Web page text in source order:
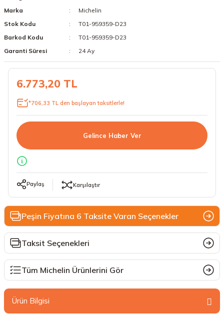
19 Lastikler
20 Lastikler
23 Lastikler
Marka
Michelin
Stok Kodu
T01-959359-D23
Barkod Kodu
T01-959359-D23
Garanti Süresi
24 Ay
6.773,20 TL
*706,33 TL den başlayan taksitlerle!
Gelince Haber Ver
Paylaş Karşılaştır
Peşin Fiyatına 6 Taksite Varan Seçenekler
Taksit Seçenekleri
Tüm Michelin Ürünlerini Gör
Ürün Bilgisi